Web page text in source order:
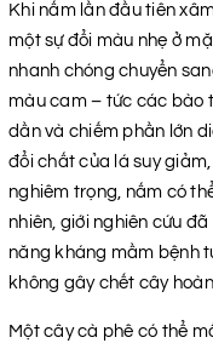
Khi nấm lần đầu tiên
một sự đổi màu nhẹ ở
nhanh chóng chuyển
màu cam – tức các bào
dần và chiếm phần lớn
đổi chất của lá suy
nghiêm trọng, nấm có
nhiên, giới nghiên cứu
năng kháng mầm bệnh
không gây chết cây
Một cây cà phê có thể